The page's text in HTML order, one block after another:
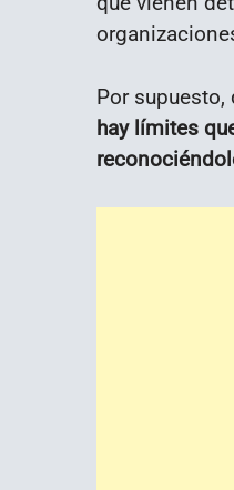
Por
hay límites